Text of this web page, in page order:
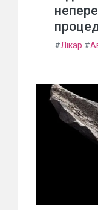
#Лікар #